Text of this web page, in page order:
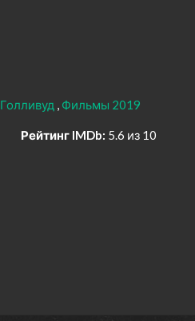
Голливуд Фильмы 2019
Рейтинг IMDb: 5.6 из 10